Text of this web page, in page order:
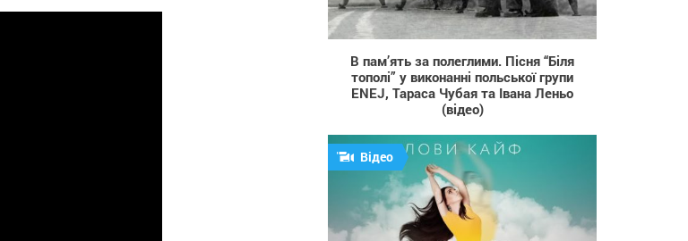
52 676
В пам’ять за полеглими. Пісня “Біля
тополі” у виконанні польської групи
ENEJ, Тараса Чубая та Івана Леньо
(відео)
Відео